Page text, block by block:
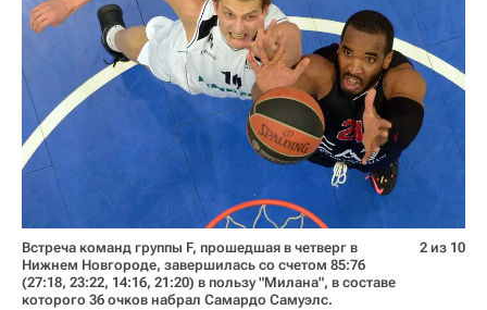
Встреча команд группы F, прошедшая в четверг в
Нижнем Новгороде, завершилась со счетом 85:76
(27:18, 23:22, 14:16, 21:20) в пользу "Милана", в составе
которого 36 очков набрал Самардо Самуэлс.
2 из 10